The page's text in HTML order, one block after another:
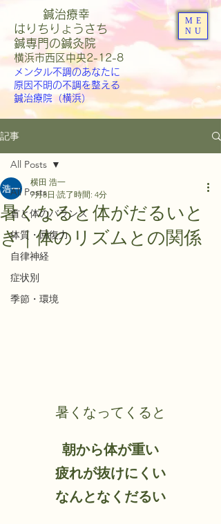
ME
NU
鍼治療幸
はりちりょうさち
​鍼専門の鍼灸院
​横浜市西区中央2-12-8
メンタル不調のあなたに
原因不明の不調を整える
鍼治療院（横浜）
記事
All Posts
首と体のバランス
体質・回復力
自律神経
症状別
季節・環境
All Posts
暑くなると体がだるいと
き｜体のリズムとの関係
横田 浩一
7月8日 読了時間: 4分
暑くなってくると
朝から体が重い
疲れが抜けにくい
なんとなくだるい